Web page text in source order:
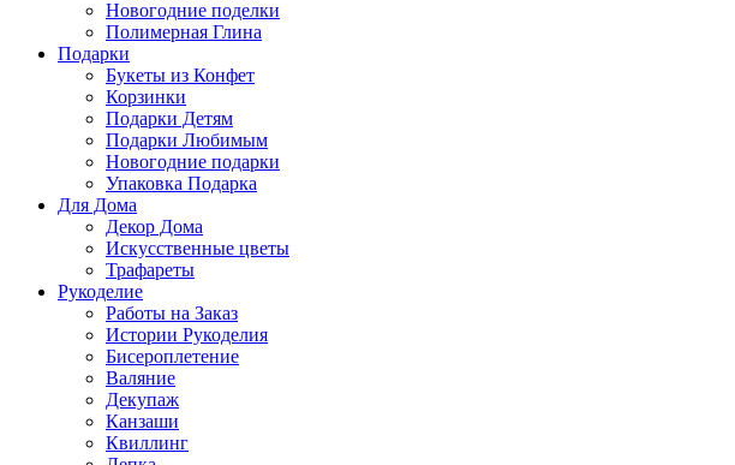
Новогодние поделки
Полимерная Глина
Подарки
Букеты из Конфет
Корзинки
Подарки Детям
Подарки Любимым
Новогодние подарки
Упаковка Подарка
Для Дома
Декор Дома
Искусственные цветы
Трафареты
Рукоделие
Работы на Заказ
Истории Рукоделия
Бисероплетение
Валяние
Декупаж
Канзаши
Квиллинг